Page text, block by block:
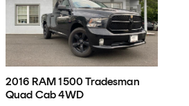
2016 RAM 1500 Tradesman
Quad Cab 4WD